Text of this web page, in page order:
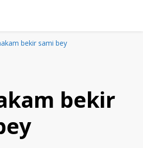
bekir sami bey
bekir